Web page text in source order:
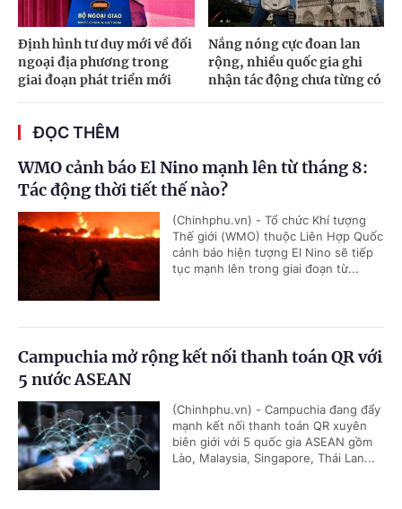
Định hình tư duy mới về đối
ngoại địa phương trong
giai đoạn phát triển mới
Nắng nóng cực đoan lan
rộng, nhiều quốc gia ghi
nhận tác động chưa từng có
ĐỌC THÊM
WMO cảnh báo El Nino mạnh lên từ tháng 8:
Tác động thời tiết thế nào?
(Chinhphu.vn) - Tổ chức Khí tượng
Thế giới (WMO) thuộc Liên Hợp Quốc
cảnh báo hiện tượng El Nino sẽ tiếp
tục mạnh lên trong giai đoạn từ...
Campuchia mở rộng kết nối thanh toán QR với
5 nước ASEAN
(Chinhphu.vn) - Campuchia đang đẩy
mạnh kết nối thanh toán QR xuyên
biên giới với 5 quốc gia ASEAN gồm
Lào, Malaysia, Singapore, Thái Lan...